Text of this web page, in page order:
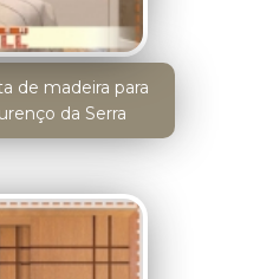
de madeira para
da Serra